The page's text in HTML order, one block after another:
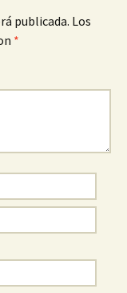
publicada. Los
*